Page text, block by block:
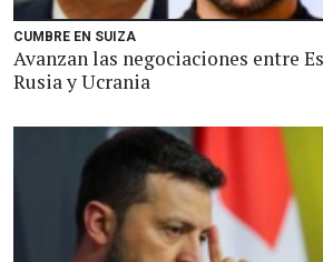
CUMBRE EN SUIZA
Avanzan las negociaciones entre
Rusia y Ucrania